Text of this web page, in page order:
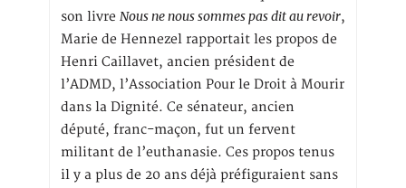
son livre Nous ne nous sommes pas dit au revoir,
Marie de Hennezel rapportait les propos de
Henri Caillavet, ancien président de
l’ADMD, l’Association Pour le Droit à Mourir
dans la Dignité. Ce sénateur, ancien
député, franc-maçon, fut un fervent
militant de l’euthanasie. Ces propos tenus
il y a plus de 20 ans déjà préfiguraient sans